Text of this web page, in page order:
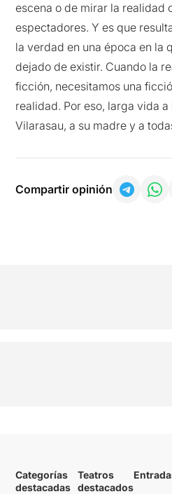
escena o de mirar la realidad
espectadores. Y es que
la verdad en una época en la
dejado de existir. Cuando la
ficción, necesitamos una
realidad. Por eso, larga vida
Vilarasau, a su madre y a
Compartir opinión
Categorías
destacadas
Teatros
destacados